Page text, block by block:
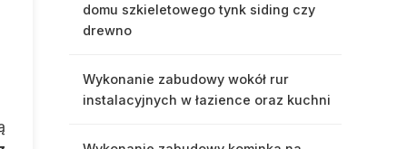
domu szkieletowego tynk siding czy
drewno
Wykonanie zabudowy wokół rur
instalacyjnych w łazience oraz kuchni